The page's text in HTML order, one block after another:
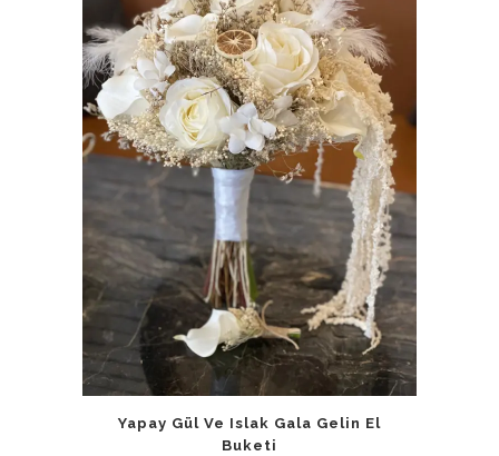
Yapay Gül Ve Islak Gala Gelin El
Buketi